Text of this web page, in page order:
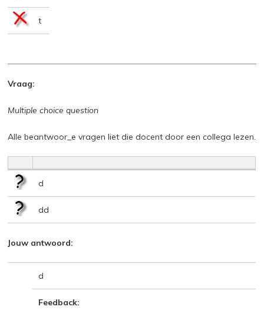
t
Vraag:
Multiple choice question
Alle beantwoor_e vragen liet die docent door een collega lezen.
d
dd
Jouw antwoord:
d
Feedback: